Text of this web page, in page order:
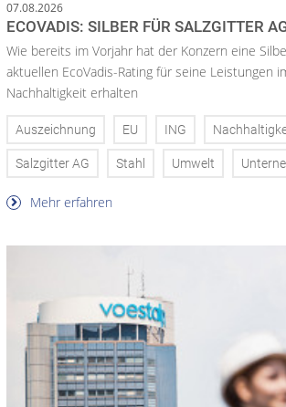
07.08.2026
ECOVADIS: SILBER FÜR SALZGITTER
Wie bereits im Vorjahr hat der Konzern eine
aktuellen EcoVadis-Rating für seine Leistungen
Nachhaltigkeit erhalten
Auszeichnung EU ING
Salzgitter AG Stahl Umwelt
Mehr erfahren